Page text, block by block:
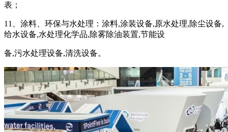
表；
11、涂料、环保与水处理：涂料,涂装设备,原水处理,除尘设备,
给水设备,水处理化学品,除雾除油装置,节能设
备,污水处理设备,清洗设备。